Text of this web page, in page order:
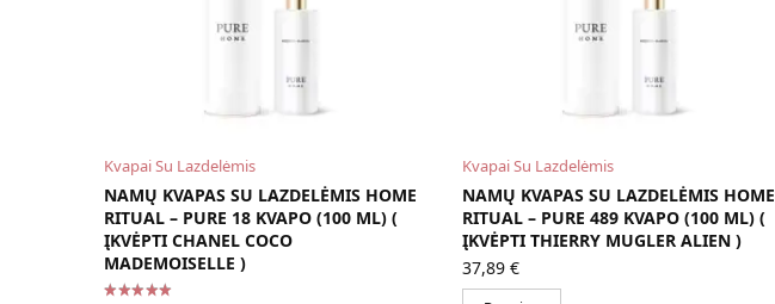
Kvapai Su Lazdelėmis
NAMŲ KVAPAS SU LAZDELĖMIS HOME
RITUAL – PURE 18 KVAPO (100 ML) (
ĮKVĖPTI CHANEL COCO
MADEMOISELLE )
Kvapai Su Lazdelėmis
NAMŲ KVAPAS SU LAZDELĖMIS HOME
RITUAL – PURE 489 KVAPO (100 ML) (
ĮKVĖPTI THIERRY MUGLER ALIEN )
37,89 €